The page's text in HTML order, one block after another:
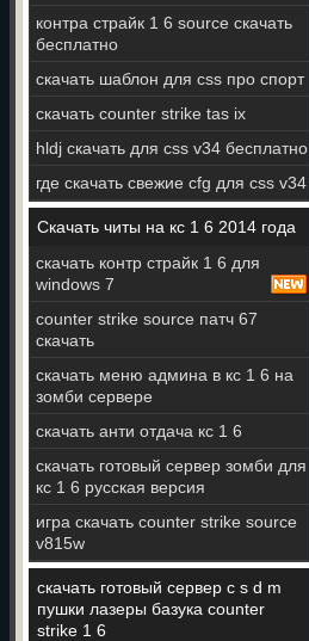
контра страйк 1 6 source скачать
бесплатно
скачать шаблон для css про спорт
скачать counter strike tas ix
hldj скачать для css v34 бесплатно
где скачать свежие cfg для css v34
Скачать читы на кс 1 6 2014 года
скачать контр страйк 1 6 для
windows 7
counter strike source патч 67
скачать
скачать меню админа в кс 1 6 на
зомби сервере
скачать анти отдача кс 1 6
скачать готовый сервер зомби для
кс 1 6 русская версия
игра скачать counter strike source
v815w
скачать готовый сервер c s d m
пушки лазеры базука counter
strike 1 6